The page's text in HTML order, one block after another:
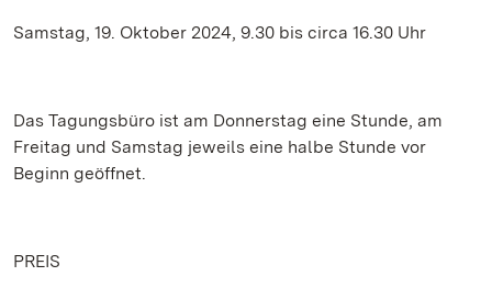
Samstag, 19. Oktober 2024, 9.30 bis circa 16.30 Uhr
Das Tagungsbüro ist am Donnerstag eine Stunde, am
Freitag und Samstag jeweils eine halbe Stunde vor
Beginn geöffnet.
PREIS